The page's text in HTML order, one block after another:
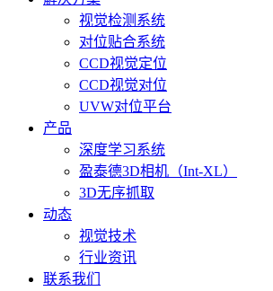
视觉检测系统
对位贴合系统
CCD视觉定位
CCD视觉对位
UVW对位平台
产品
深度学习系统
盈泰德3D相机（Int-XL）
3D无序抓取
动态
视觉技术
行业资讯
联系我们